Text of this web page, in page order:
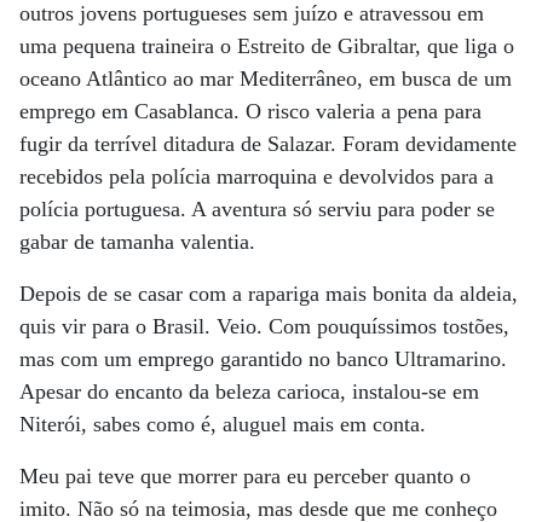
outros jovens portugueses sem juízo e atravessou em
uma pequena traineira o Estreito de Gibraltar, que liga o
oceano Atlântico ao mar Mediterrâneo, em busca de um
emprego em Casablanca. O risco valeria a pena para
fugir da terrível ditadura de Salazar. Foram devidamente
recebidos pela polícia marroquina e devolvidos para a
polícia portuguesa. A aventura só serviu para poder se
gabar de tamanha valentia.
Depois de se casar com a rapariga mais bonita da aldeia,
quis vir para o Brasil. Veio. Com pouquíssimos tostões,
mas com um emprego garantido no banco Ultramarino.
Apesar do encanto da beleza carioca, instalou-se em
Niterói, sabes como é, aluguel mais em conta.
Meu pai teve que morrer para eu perceber quanto o
imito. Não só na teimosia, mas desde que me conheço